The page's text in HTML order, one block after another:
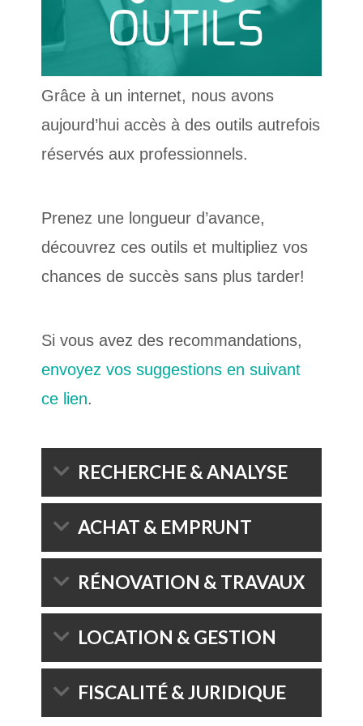
Grâce à un internet, nous avons
aujourd’hui accès à des outils autrefois
réservés aux professionnels.
Prenez une longueur d’avance,
découvrez ces outils et multipliez vos
chances de succès sans plus tarder!
Si vous avez des recommandations,
envoyez vos suggestions en suivant
ce lien.
RECHERCHE & ANALYSE
ACHAT & EMPRUNT
RÉNOVATION & TRAVAUX
LOCATION & GESTION
FISCALITÉ & JURIDIQUE